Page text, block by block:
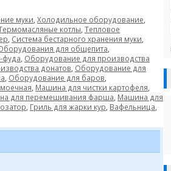
муки Холодильное оборудование
котлы Тепловое
Система бестарного хранения муки
для общепита
фуда Оборудование для производства
донатов Оборудование для
Оборудование для баров
Машина для чистки картофеля
для перемешивания фарша Машина для
Гриль для жарки кур Вафельница